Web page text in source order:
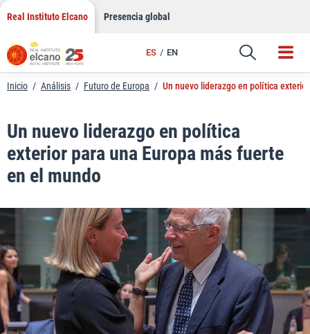
Saltar
contenido
Real Instituto Elcano Presencia global
ES EN
Enlace
Inicio / Análisis / Futuro de Europa / Un nuevo liderazgo en política
Un nuevo liderazgo en política
exterior para una Europa más fuerte
en el mundo